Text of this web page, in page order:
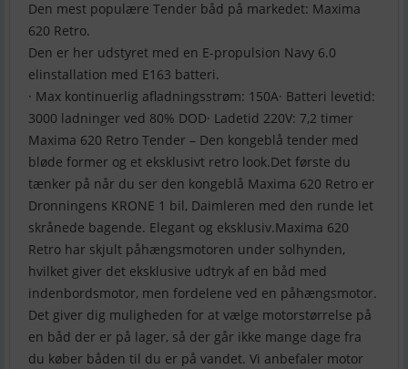
Den mest populære Tender båd på markedet: Maxima
620 Retro.
Den er her udstyret med en E-propulsion Navy 6.0
elinstallation med E163 batteri.
· Max kontinuerlig afladningsstrøm: 150A· Batteri levetid:
3000 ladninger ved 80% DOD· Ladetid 220V: 7,2 timer
Maxima 620 Retro Tender – Den kongeblå tender med
bløde former og et eksklusivt retro look.Det første du
tænker på når du ser den kongeblå Maxima 620 Retro er
Dronningens KRONE 1 bil, Daimleren med den runde let
skrånede bagende. Elegant og eksklusiv.Maxima 620
Retro har skjult påhængsmotoren under solhynden,
hvilket giver det eksklusive udtryk af en båd med
indenbordsmotor, men fordelene ved en påhængsmotor.
Det giver dig muligheden for at vælge motorstørrelse på
en båd der er på lager, så der går ikke mange dage fra
du køber båden til du er på vandet. Vi anbefaler motor